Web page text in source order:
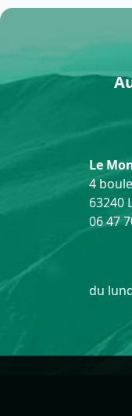
Le
4
63240
06 47
du